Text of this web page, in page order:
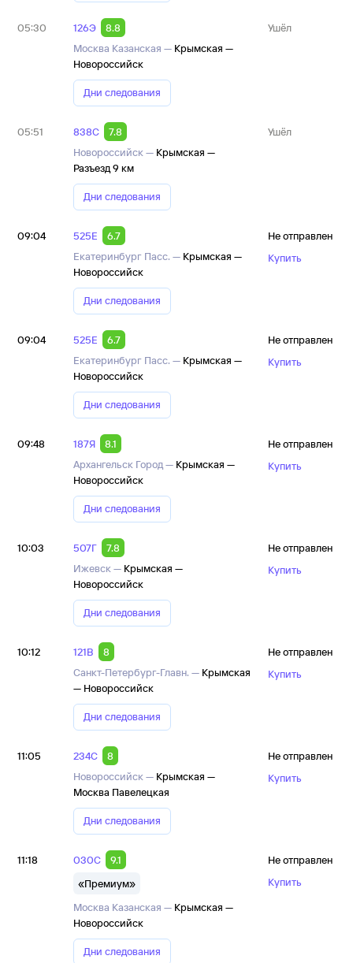
05:30 126Э
8.8
Москва Казанская — Крымская —
Новороссийск
Дни следования
Ушёл
05:51 838С
7.8
Новороссийск — Крымская —
Разъезд 9 км
Дни следования
Ушёл
09:04 525Е
6.7
Екатеринбург Пасс. — Крымская —
Новороссийск
Дни следования
Не отправлен
Купить
09:04 525Е
6.7
Екатеринбург Пасс. — Крымская —
Новороссийск
Дни следования
Не отправлен
Купить
09:48 187Я
8.1
Архангельск Город — Крымская —
Новороссийск
Дни следования
Не отправлен
Купить
10:03 507Г
7.8
Ижевск — Крымская —
Новороссийск
Дни следования
Не отправлен
Купить
10:12 121В
8
Санкт-Петербург-Главн. — Крымская
— Новороссийск
Дни следования
Не отправлен
Купить
11:05 234С
8
Новороссийск — Крымская —
Москва Павелецкая
Дни следования
Не отправлен
Купить
11:18 030С
9.1
«Премиум»
Москва Казанская — Крымская —
Новороссийск
Дни следования
Не отправлен
Купить